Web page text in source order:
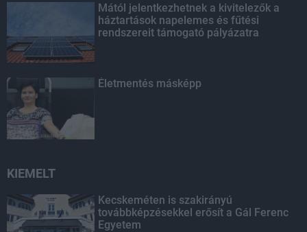
Mától jelentkezhetnek a kivitelezők a
háztartások napelemes és fűtési
rendszereit támogató pályázatra
Életmentés másképp
KIEMELT
Kecskeméten is szakirányú
továbbképzésekkel erősít a Gál Ferenc
Egyetem